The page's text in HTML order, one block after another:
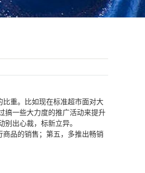
重。比如现在标准超市面对大
搞一些大力度的推广活动来提升
出心裁，标新立异。
品的销售；第五，多推出畅销